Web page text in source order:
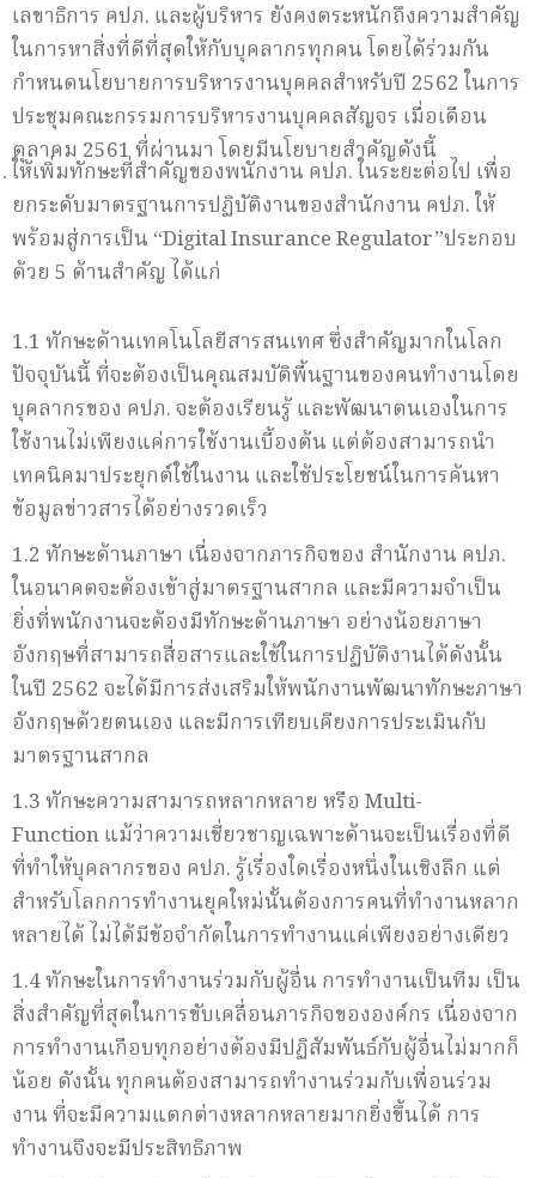
เลขาธิการ คปภ. และผู้บริหาร ยังคงตระหนักถึงความสำคัญ
ในการหาสิ่งที่ดีที่สุดให้กับบุคลากรทุกคน โดยได้ร่วมกัน
กำหนดนโยบายการบริหารงานบุคคลสำหรับปี 2562 ในการ
ประชุมคณะกรรมการบริหารงานบุคคลสัญจร เมื่อเดือน
ตุลาคม 2561 ที่ผ่านมา โดยมีนโยบายสำคัญดังนี้
ให้เพิ่มทักษะที่สำคัญของพนักงาน คปภ. ในระยะต่อไป เพื่อ
ยกระดับมาตรฐานการปฏิบัติงานของสำนักงาน คปภ. ให้
พร้อมสู่การเป็น “Digital Insurance Regulator”ประกอบ
ด้วย 5 ด้านสำคัญ ได้แก่
1.1 ทักษะด้านเทคโนโลยีสารสนเทศ ซึ่งสำคัญมากในโลก
ปัจจุบันนี้ ที่จะต้องเป็นคุณสมบัติพื้นฐานของคนทำงานโดย
บุคลากรของ คปภ. จะต้องเรียนรู้ และพัฒนาตนเองในการ
ใช้งานไม่เพียงแค่การใช้งานเบื้องต้น แต่ต้องสามารถนำ
เทคนิคมาประยุกต์ใช้ในงาน และใช้ประโยชน์ในการค้นหา
ข้อมูลข่าวสารได้อย่างรวดเร็ว
1.2 ทักษะด้านภาษา เนื่องจากภารกิจของ สำนักงาน คปภ.
ในอนาคตจะต้องเข้าสู่มาตรฐานสากล และมีความจำเป็น
ยิ่งที่พนักงานจะต้องมีทักษะด้านภาษา อย่างน้อยภาษา
อังกฤษที่สามารถสื่อสารและใช้ในการปฏิบัติงานได้ดังนั้น
ในปี 2562 จะได้มีการส่งเสริมให้พนักงานพัฒนาทักษะภาษา
อังกฤษด้วยตนเอง และมีการเทียบเคียงการประเมินกับ
มาตรฐานสากล
1.3 ทักษะความสามารถหลากหลาย หรือ Multi-
Function แม้ว่าความเชี่ยวชาญเฉพาะด้านจะเป็นเรื่องที่ดี
ที่ทำให้บุคลากรของ คปภ. รู้เรื่องใดเรื่องหนึ่งในเชิงลึก แต่
สำหรับโลกการทำงานยุคใหม่นั้นต้องการคนที่ทำงานหลาก
หลายได้ ไม่ได้มีข้อจำกัดในการทำงานแค่เพียงอย่างเดียว
1.4 ทักษะในการทำงานร่วมกับผู้อื่น การทำงานเป็นทีม เป็น
สิ่งสำคัญที่สุดในการขับเคลื่อนภารกิจขององค์กร เนื่องจาก
การทำงานเกือบทุกอย่างต้องมีปฏิสัมพันธ์กับผู้อื่นไม่มากก็
น้อย ดังนั้น ทุกคนต้องสามารถทำงานร่วมกับเพื่อนร่วม
งาน ที่จะมีความแตกต่างหลากหลายมากยิ่งขึ้นได้ การ
ทำงานจึงจะมีประสิทธิภาพ